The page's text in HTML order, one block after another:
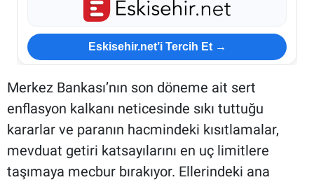
Eskisehir.net’i Tercih Et →
Merkez Bankası’nın son döneme ait sert
enflasyon kalkanı neticesinde sıkı tuttuğu
kararlar ve paranın hacmindeki kısıtlamalar,
mevduat getiri katsayılarını en uç limitlere
taşımaya mecbur bırakıyor. Ellerindeki ana